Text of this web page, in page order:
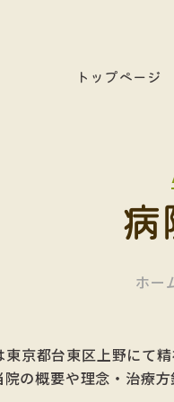
トップページ
病
ホー
京都台東区上野にて
院の概要や理念・治療